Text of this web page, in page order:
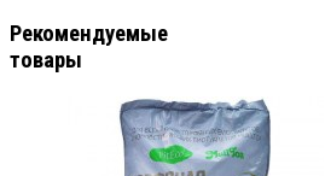
Рекомендуемые
товары